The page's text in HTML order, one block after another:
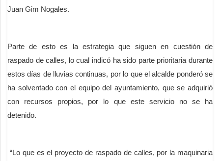
Juan Gim Nogales.
Parte de esto es la estrategia que siguen en cuestión de
raspado de calles, lo cual indicó ha sido parte prioritaria durante
estos días de lluvias continuas, por lo que el alcalde ponderó se
ha solventado con el equipo del ayuntamiento, que se adquirió
con recursos propios, por lo que este servicio no se ha
detenido.
“Lo que es el proyecto de raspado de calles, por la maquinaria